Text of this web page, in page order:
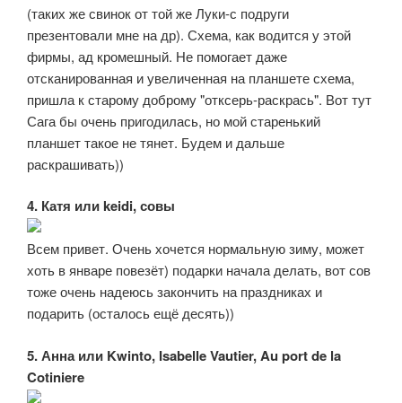
(таких же свинок от той же Луки-с подруги
презентовали мне на др). Схема, как водится у этой
фирмы, ад кромешный. Не помогает даже
отсканированная и увеличенная на планшете схема,
пришла к старому доброму "отксерь-раскрась". Вот тут
Сага бы очень пригодилась, но мой старенький
планшет такое не тянет. Будем и дальше
раскрашивать))
4. Катя или keidi, совы
Всем привет. Очень хочется нормальную зиму, может
хоть в январе повезёт) подарки начала делать, вот сов
тоже очень надеюсь закончить на праздниках и
подарить (осталось ещё десять))
5. Анна или Kwinto, Isabelle Vautier, Au port de la
Cotiniere